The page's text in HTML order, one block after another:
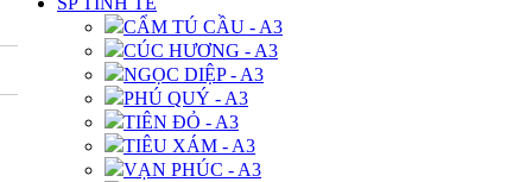
CẨM TÚ CẦU - A3
CÚC HƯƠNG - A3
NGỌC DIỆP - A3
PHÚ QUÝ - A3
TIÊN ĐỎ - A3
TIÊU XÁM - A3
VẠN PHÚC - A3